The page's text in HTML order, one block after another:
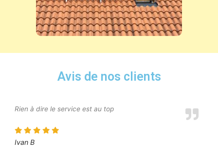
Avis de nos clients
Rien à dire le service est au top
Ivan B